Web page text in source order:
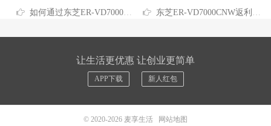
如何通过东芝ER-VD7000CNW返利小程序享受最大购物优惠 东芝ER-VD7000CNW返利优惠券：省心省钱的实用攻略
让生活更优惠 让创业更简单
APP下载 新人红包
© 2020-2026 麦享生活 网站地图